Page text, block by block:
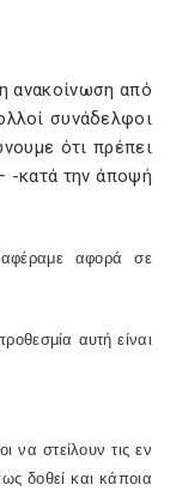
ανακοίνωση από
συνάδελφοι
ότι πρέπει
-κατά την άποψή
αφορά σε
αυτή είναι
να στείλουν τις εν
δοθεί και κάποια